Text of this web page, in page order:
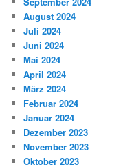
August 2024
Juli 2024
Juni 2024
Mai 2024
April 2024
März 2024
Februar 2024
Januar 2024
Dezember 2023
November 2023
Oktober 2023